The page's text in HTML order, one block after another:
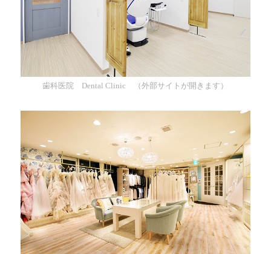
歯科医院 Dental Clinic （外部サイトが開きます）